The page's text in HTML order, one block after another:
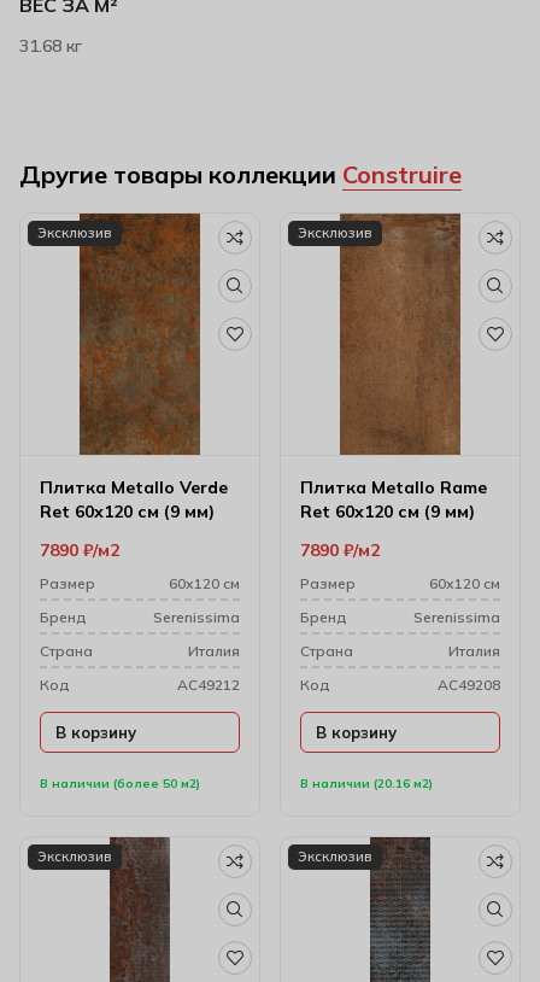
31.68 кг
Другие товары коллекции Construire
Эксклюзив
Плитка Metallo Verde
Ret 60х120 см (9 мм)
В наличии (более 50 м2)
7890 ₽ м2
Размер
60х120 см
Бренд
Serenissima
Cтрана
Италия
Код
AC49212
В корзину
Эксклюзив
Плитка Metallo Rame
Ret 60х120 см (9 мм)
В наличии (20.16 м2)
7890 ₽ м2
Размер
60х120 см
Бренд
Serenissima
Cтрана
Италия
Код
AC49208
В корзину
Эксклюзив Эксклюзив